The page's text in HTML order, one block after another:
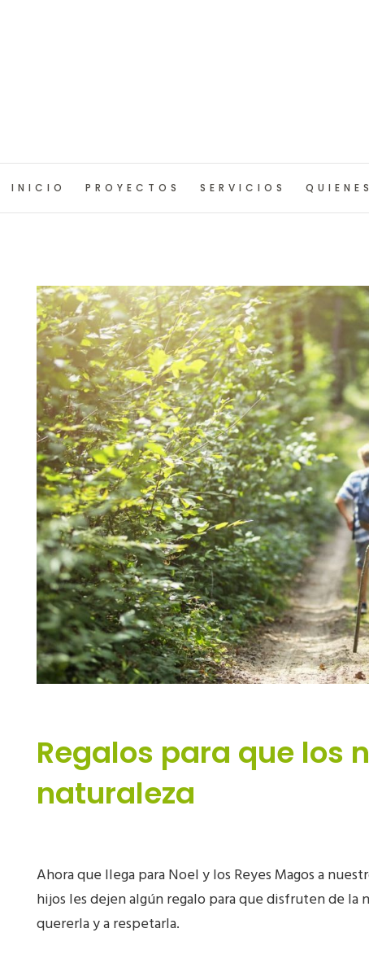
INICIO PROYECTOS SERVICIOS
Regalos para que los
naturaleza
Ahora que llega para Noel y los Reyes Magos a
hijos les dejen algún regalo para que disfruten de
quererla y a respetarla.